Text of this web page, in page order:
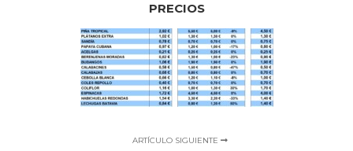
PRECIOS
ARTÍCULO SIGUIENTE